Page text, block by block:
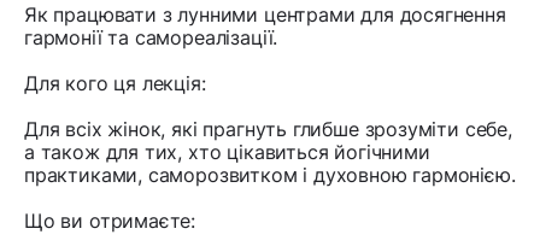
Як працювати з лунними центрами для досягнення
гармонії та самореалізації.
Для кого ця лекція:
Для всіх жінок, які прагнуть глибше зрозуміти себе,
а також для тих, хто цікавиться йогічними
практиками, саморозвитком і духовною гармонією.
Що ви отримаєте: